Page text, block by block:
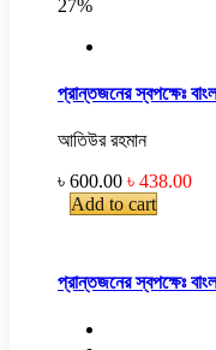
27%
প্রান্তজনের স্বপক্ষেঃ
আতিউর রহমান
৳ 600.00 ৳ 438.00
Add to cart
প্রান্তজনের স্বপক্ষেঃ